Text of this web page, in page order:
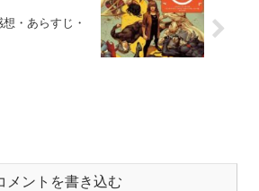
想・あらすじ・
メントを書き込む